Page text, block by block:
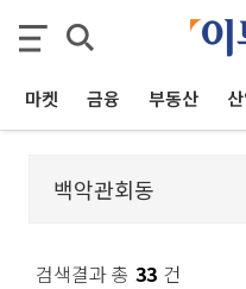
마켓 금융 부동산
검색결과 총 33 건